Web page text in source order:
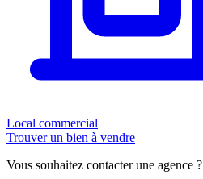
Local commercial
Trouver un bien à vendre
Vous souhaitez contacter une agence ?